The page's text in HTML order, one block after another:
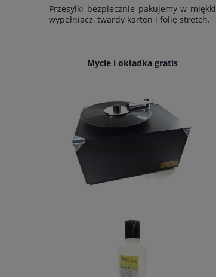
Przesyłki bezpiecznie pakujemy w miękki
wypełniacz, twardy karton i folię stretch.
Mycie i okładka gratis